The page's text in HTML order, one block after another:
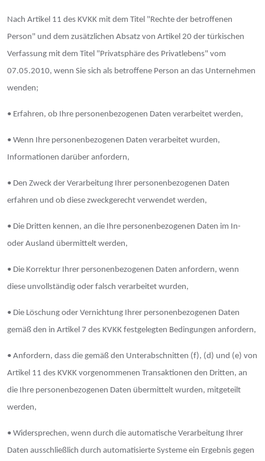
Nach Artikel 11 des KVKK mit dem Titel "Rechte der betroffenen
Person" und dem zusätzlichen Absatz von Artikel 20 der türkischen
Verfassung mit dem Titel "Privatsphäre des Privatlebens" vom
07.05.2010, wenn Sie sich als betroffene Person an das Unternehmen
wenden;
• Erfahren, ob Ihre personenbezogenen Daten verarbeitet werden,
• Wenn Ihre personenbezogenen Daten verarbeitet wurden,
Informationen darüber anfordern,
• Den Zweck der Verarbeitung Ihrer personenbezogenen Daten
erfahren und ob diese zweckgerecht verwendet werden,
• Die Dritten kennen, an die Ihre personenbezogenen Daten im In-
oder Ausland übermittelt werden,
• Die Korrektur Ihrer personenbezogenen Daten anfordern, wenn
diese unvollständig oder falsch verarbeitet wurden,
• Die Löschung oder Vernichtung Ihrer personenbezogenen Daten
gemäß den in Artikel 7 des KVKK festgelegten Bedingungen anfordern,
• Anfordern, dass die gemäß den Unterabschnitten (f), (d) und (e) von
Artikel 11 des KVKK vorgenommenen Transaktionen den Dritten, an
die Ihre personenbezogenen Daten übermittelt wurden, mitgeteilt
werden,
• Widersprechen, wenn durch die automatische Verarbeitung Ihrer
Daten ausschließlich durch automatisierte Systeme ein Ergebnis gegen